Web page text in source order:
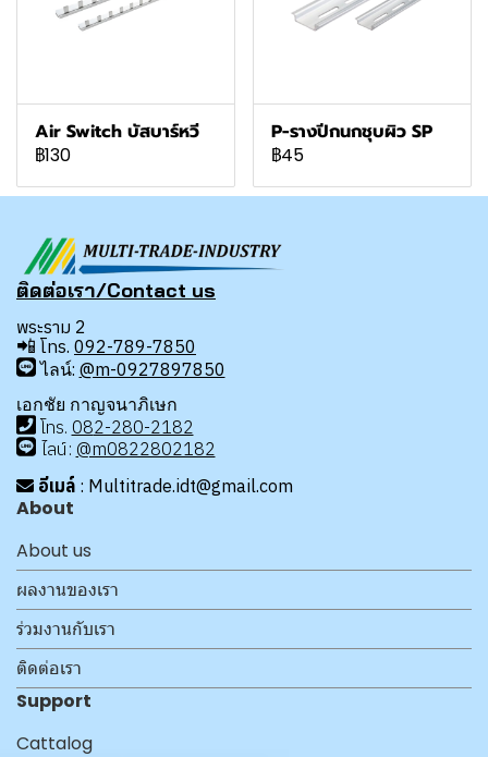
Air Switch บัสบาร์หวี
฿130
P-รางปีกนกชุบผิว SP
฿45
ติดต่อเรา/Contact us
พระราม 2
📲 โทร. 092-789-7850
ไลน์: @m-0927897850
เอกชัย กาญจนาภิเษก
โทร. 082-280-2182
ไลน์: @m0822802182
อีเมล์ : Multitrade.idt@gmail.com
About
About us
ผลงานของเรา
ร่วมงานกับเรา
ติดต่อเรา
Support
Cattalog